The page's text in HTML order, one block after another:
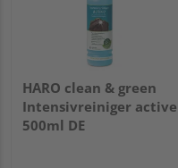
HARO clean & green
Intensivreiniger active
500ml DE